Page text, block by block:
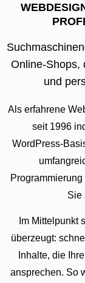
Online-Shops,
und
Als erfahrene
seit 1996
WordPress-
Sie
Im Mittelpunkt
überzeugt:
Inhalte, die
ansprechen. So